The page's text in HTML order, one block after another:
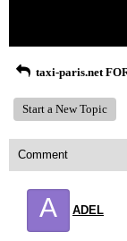
taxi-paris.net
Start a New Topic
Comment
A ADEL